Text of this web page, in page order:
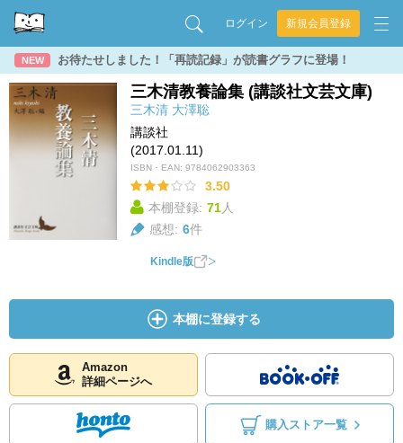
ログイン 新規会員登録
NEW お待たせしました！「再読記録」が読書グラフに登場！
三木清教養論集 (講談社文芸文庫)
三木清 大澤聡
講談社
(2017.01.11)
ISBN・EAN: 9784062903363
3.50
本棚登録: 71人
感想: 6件
Kindle版
本棚に登録する
Amazon
詳細ページへ
購入ストア一覧